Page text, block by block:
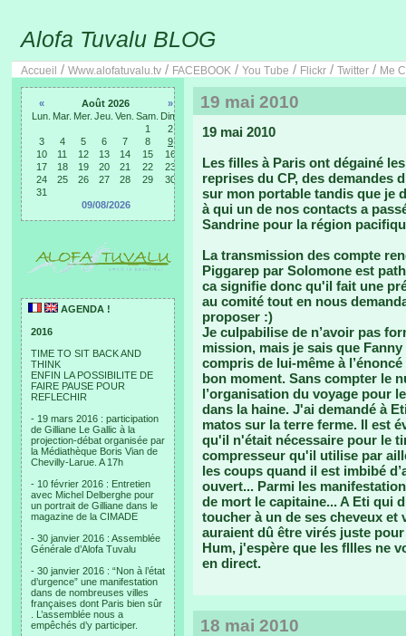
Alofa Tuvalu BLOG
Accueil / Www.alofatuvalu.tv / FACEBOOK / You Tube / Flickr / Twitter / Me
« Août 2026
»
Lun. Mar. Mer. Jeu. Ven. Sam. Dim.
1
2
3
4 5 6 7 8
9
10
11 12 13 14 15
16
17
18 19 20 21 22
23
24
25 26 27 28 29
30
31
09/08/2026
AGENDA !
2016
TIME TO SIT BACK AND
THINK
ENFIN LA POSSIBILITE DE
FAIRE PAUSE POUR
REFLECHIR
- 19 mars 2016 : participation
de Gilliane Le Gallic à la
projection-débat organisée par
la Médiathèque Boris Vian de
Chevilly-Larue. A 17h
- 10 février 2016 : Entretien
avec Michel Delberghe pour
un portrait de Gilliane dans le
magazine de la CIMADE
- 30 janvier 2016 : Assemblée
Générale d’Alofa Tuvalu
- 30 janvier 2016 : “Non à l’état
d’urgence” une manifestation
dans de nombreuses villes
françaises dont Paris bien sûr
. L’assemblée nous a
empêchés d’y participer.
19 mai 2010
19 mai 2010
Les filles à Paris ont dégainé
reprises du CP, des demandes
sur mon portable tandis que je
à qui un de nos contacts a
Sandrine pour la région
La transmission des compte
Piggarep par Solomone est
ca signifie donc qu'il fait une
au comité tout en nous
proposer :)
Je culpabilise de n’avoir pas
mission, mais je sais que
compris de lui-même à
bon moment. Sans compter le
l’organisation du voyage pour
dans la haine. J'ai demandé à
matos sur la terre ferme. Il est
qu'il n'était nécessaire pour le
compresseur qu'il utilise par
les coups quand il est imbibé
ouvert... Parmi les
de mort le capitaine... A Eti qui
toucher à un de ses cheveux
auraient dû être virés juste
Hum, j'espère que les fllles ne
en direct.
18 mai 2010